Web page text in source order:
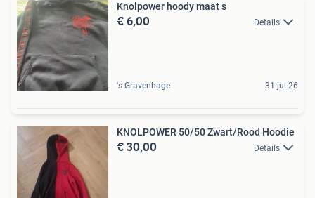
Knolpower hoody maat s
€ 6,00 Details
's-Gravenhage 31 jul 26
KNOLPOWER 50/50 Zwart/Rood Hoodie
€ 30,00 Details